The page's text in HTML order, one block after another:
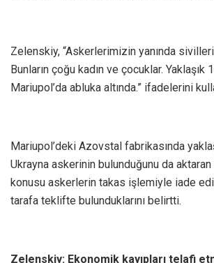
Zelenskiy, “Askerlerimizin yanında
Bunların çoğu kadın ve çocuklar. Yaklaşık
Mariupol’da abluka altında.” ifadelerini
Mariupol’deki Azovstal fabrikasında
Ukrayna askerinin bulunduğunu da
konusu askerlerin takas işlemiyle iade
tarafa teklifte bulunduklarını belirtti.
Zelenskiy: Ekonomik kayıpları telafi